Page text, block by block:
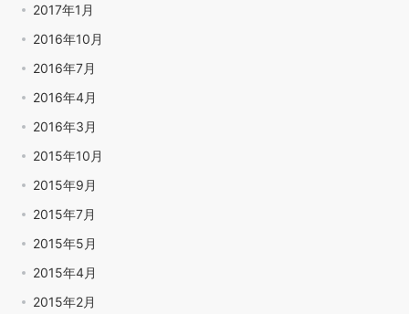
2017年1月
2016年10月
2016年7月
2016年4月
2016年3月
2015年10月
2015年9月
2015年7月
2015年5月
2015年4月
2015年2月